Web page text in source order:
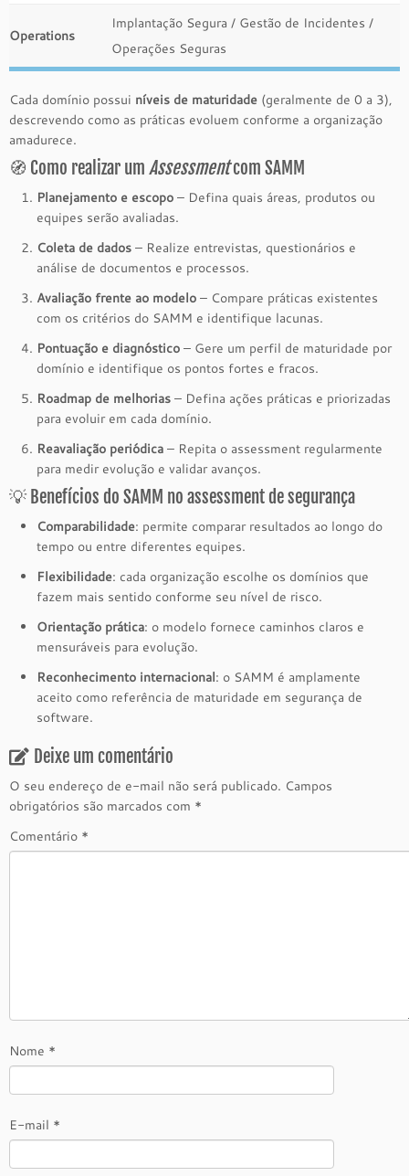
Operations
Implantação Segura / Gestão de Incidentes /
Operações Seguras
Cada domínio possui níveis de maturidade (geralmente de 0 a 3),
descrevendo como as práticas evoluem conforme a organização
amadurece.
🧭 Como realizar um Assessmentcom SAMM
Planejamento e escopo – Defina quais áreas, produtos ou
equipes serão avaliadas.
Coleta de dados – Realize entrevistas, questionários e
análise de documentos e processos.
Avaliação frente ao modelo – Compare práticas existentes
com os critérios do SAMM e identifique lacunas.
Pontuação e diagnóstico – Gere um perfil de maturidade por
domínio e identifique os pontos fortes e fracos.
Roadmap de melhorias – Defina ações práticas e priorizadas
para evoluir em cada domínio.
Reavaliação periódica – Repita o assessment regularmente
para medir evolução e validar avanços.
💡 Benefícios do SAMM no assessment de segurança
Comparabilidade: permite comparar resultados ao longo do
tempo ou entre diferentes equipes.
Flexibilidade: cada organização escolhe os domínios que
fazem mais sentido conforme seu nível de risco.
Orientação prática: o modelo fornece caminhos claros e
mensuráveis para evolução.
Reconhecimento internacional: o SAMM é amplamente
aceito como referência de maturidade em segurança de
software.
Deixe um comentário
O seu endereço de e-mail não será publicado. Campos
obrigatórios são marcados com *
Comentário *
Nome *
E-mail *